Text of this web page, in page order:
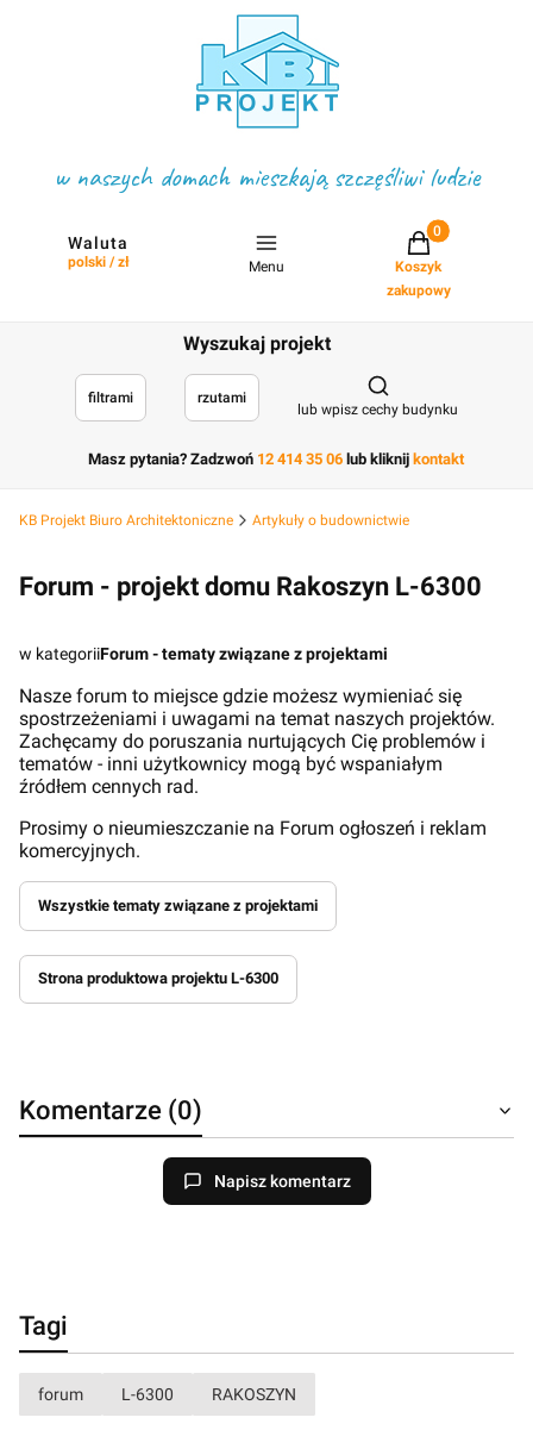
w naszych domach mieszkają szczęśliwi ludzie
Waluta
polski / zł Menu
Projekty w
Koszyk
zakupowy
Wyszukaj projekt
filtrami rzutami
Otwórz
lub wpisz cechy budynku
Masz pytania? Zadzwoń 12 414 35 06 lub kliknij kontakt
KB Projekt Biuro Architektoniczne Artykuły o budownictwie
Forum - projekt domu Rakoszyn L-6300
w kategoriiForum - tematy związane z projektami
Nasze forum to miejsce gdzie możesz wymieniać się
spostrzeżeniami i uwagami na temat naszych projektów.
Zachęcamy do poruszania nurtujących Cię problemów i
tematów - inni użytkownicy mogą być wspaniałym
źródłem cennych rad.
Prosimy o nieumieszczanie na Forum ogłoszeń i reklam
komercyjnych.
Wszystkie tematy związane z projektami
Strona produktowa projektu L-6300
Komentarze (0)
Napisz komentarz
Tagi
forum L-6300 RAKOSZYN